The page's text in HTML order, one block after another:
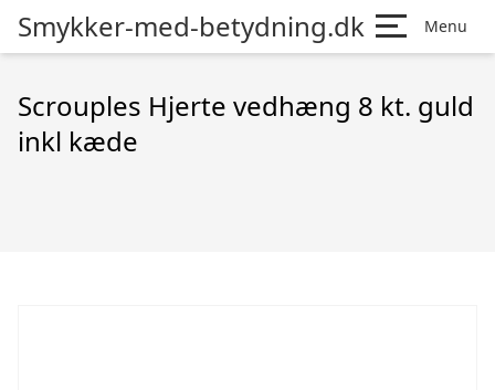
Smykker-med-betydning.dk Menu
Scrouples Hjerte vedhæng 8 kt. guld
inkl kæde